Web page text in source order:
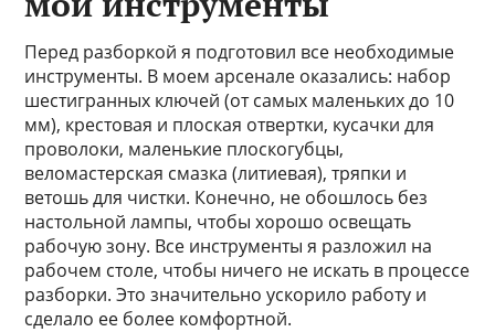
Перед разборкой я подготовил все необходимые
инструменты. В моем арсенале оказались: набор
шестигранных ключей (от самых маленьких до 10
мм), крестовая и плоская отвертки, кусачки для
проволоки, маленькие плоскогубцы,
веломастерская смазка (литиевая), тряпки и
ветошь для чистки. Конечно, не обошлось без
настольной лампы, чтобы хорошо освещать
рабочую зону. Все инструменты я разложил на
рабочем столе, чтобы ничего не искать в процессе
разборки. Это значительно ускорило работу и
сделало ее более комфортной.